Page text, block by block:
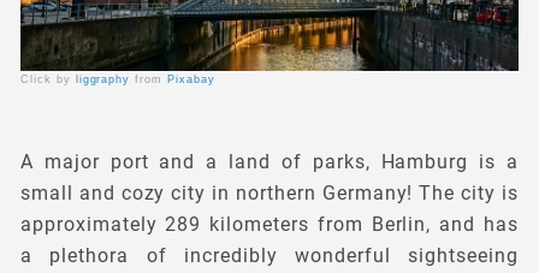
Click by liggraphyfrom Pixabay
A major port and a land of parks, Hamburg is a
small and cozy city in northern Germany! The city is
approximately 289 kilometers from Berlin, and has
a plethora of incredibly wonderful sightseeing